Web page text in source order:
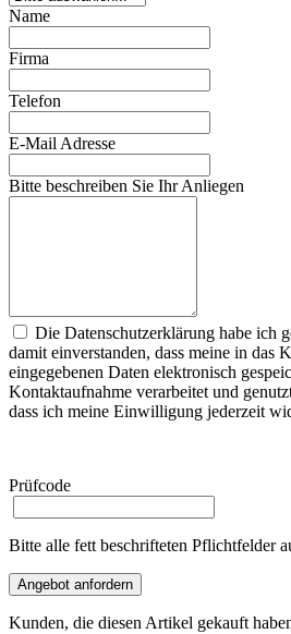
Name
Firma
Telefon
E-Mail Adresse
Bitte beschreiben Sie Ihr Anliegen
Die Datenschutzerklärung habe ich
damit einverstanden, dass meine in das
eingegebenen Daten elektronisch
Kontaktaufnahme verarbeitet und
dass ich meine Einwilligung jederzeit
Prüfcode
Bitte alle fett beschrifteten Pflichtfelder
Angebot anfordern
Kunden, die diesen Artikel gekauft